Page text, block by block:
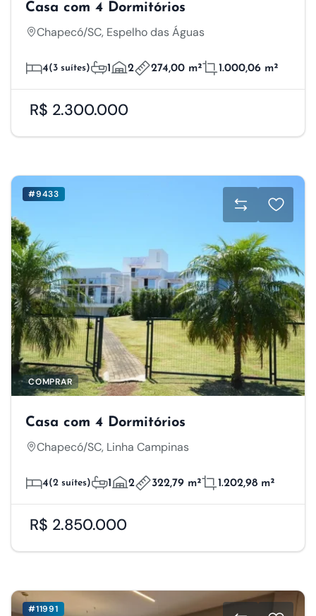
Casa com 4 Dormitórios
Chapecó/SC, Espelho das Águas
4(3 suítes) 1 2 274,00 m² 1.000,06 m²
R$ 2.300.000
#9433
COMPRAR
Casa com 4 Dormitórios
Chapecó/SC, Linha Campinas
4(2 suítes) 1 2 322,79 m² 1.202,98 m²
R$ 2.850.000
#11991